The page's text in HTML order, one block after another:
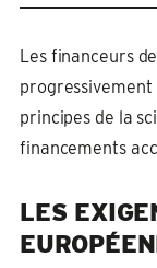
Les financeurs
progressivement
principes de la
financements
LES